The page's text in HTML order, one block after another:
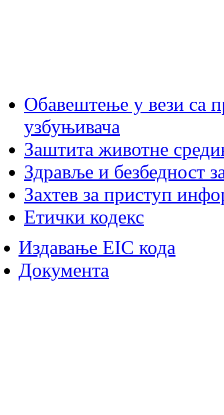
Обавештење у вези са
узбуњивача
Заштита животне
Здравље и безбедност
Захтев за приступ
Етички кодекс
Издавање EIC кода
Документа